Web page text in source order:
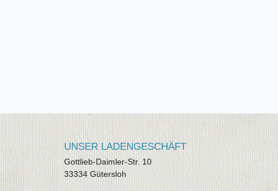
UNSER LADENGESCHÄFT
Gottlieb-Daimler-Str. 10
33334 Gütersloh